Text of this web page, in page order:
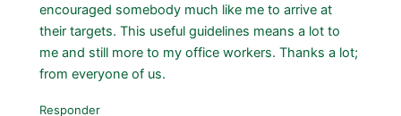
encouraged somebody much like me to arrive at
their targets. This useful guidelines means a lot to
me and still more to my office workers. Thanks a lot;
from everyone of us.
Responder